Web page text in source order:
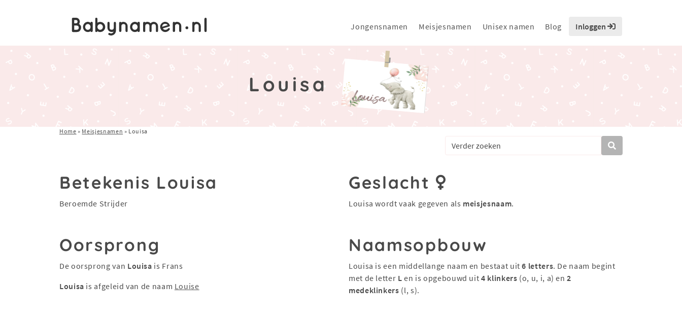
Jongensnamen Meisjesnamen Unisex namen Blog Inloggen
Louisa
Home » Meisjesnamen » Louisa
Betekenis Louisa
Beroemde Strijder
Geslacht
Louisa wordt vaak gegeven als meisjesnaam.
Oorsprong
De oorsprong van Louisa is Frans
Louisa is afgeleid van de naam Louise
Naamsopbouw
Louisa is een middellange naam en bestaat uit6 letters. De naam begint
met de letter L en is opgebouwd uit4 klinkers (o, u, i, a) en2
medeklinkers (l, s).